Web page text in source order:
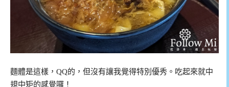
麵體是這樣，QQ的，但沒有讓我覺得特別優秀。吃起來就中
規中矩的感覺囉！